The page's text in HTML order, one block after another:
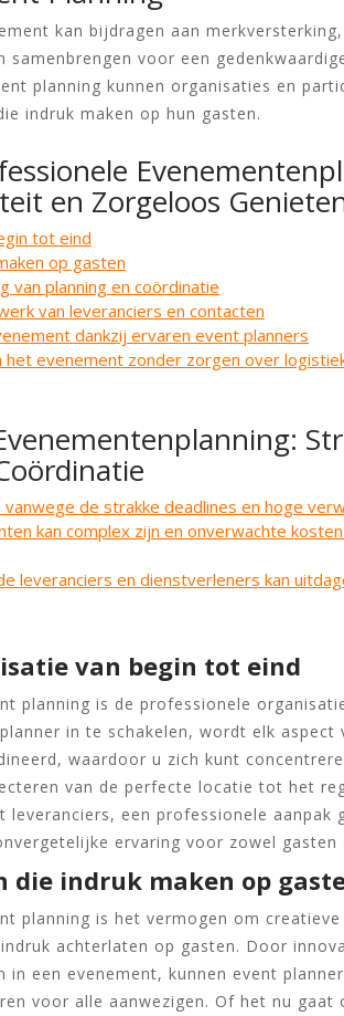
kan bijdragen aan
voor een
planning kunnen organisaties en
indruk maken op hun gasten.
en Zorgeloos
tot eind
op gasten
van planning en coördinatie
van leveranciers en contacten
dankzij ervaren event planners
het evenement zonder zorgen over
de strakke deadlines en hoge
kan complex zijn en onverwachte
leveranciers en dienstverleners kan
van begin tot eind
planning is de professionele
in te schakelen, wordt elk aspect
waardoor u zich kunt
van de perfecte locatie tot het
een professionele aanpak
ervaring voor zowel gasten
die indruk maken op
planning is het vermogen om
achterlaten op gasten. Door
in een evenement, kunnen event
voor alle aanwezigen. Of het nu gaat